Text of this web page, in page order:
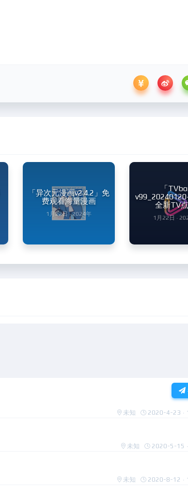
「异次元漫画v2.4.2」免
费观看海量漫画
1月22日 · 2024年
「
全新TV
1月22日 ·
未知 2020-4-23 ·
未知 2020-5-15
未知 2020-8-12 ·